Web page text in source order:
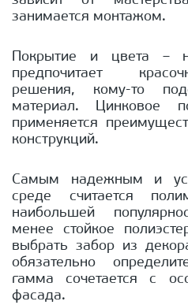
занимается монтажом.
Покрытие и цвета –
предпочитает
решения, кому-то
материал. Цинковое
применяется
конструкций.
Самым надежным и
среде считается
наибольшей
менее стойкое
выбрать забор из
обязательно
гамма сочетается с
фасада.